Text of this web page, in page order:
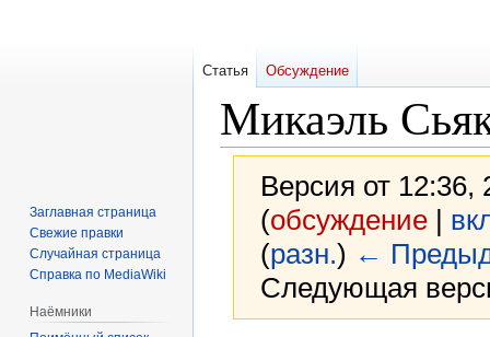
Микаэль
Версия от
(обсуждение|
(разн.) ←
Следующая
Статья Обсуждение
Заглавная страница
Свежие правки
Случайная страница
Справка по MediaWiki
Наёмники